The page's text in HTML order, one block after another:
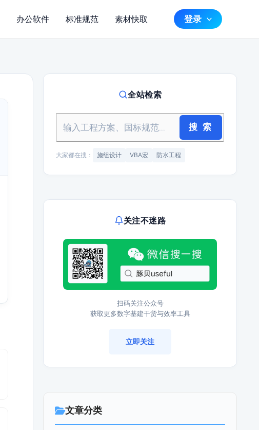
办公软件 标准规范 素材快取 登录
全站检索
搜 索
大家都在搜： 施组设计 VBA宏 防水工程
关注不迷路
扫码关注公众号
获取更多数字基建干货与效率工具
立即关注
文章分类